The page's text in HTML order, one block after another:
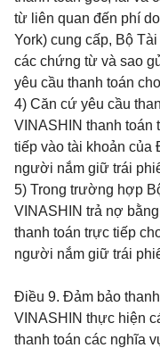
từ liên quan đến phí
York) cung cấp, Bộ
các chứng từ và sao
yêu cầu thanh toán
4) Căn cứ yêu cầu
VINASHIN thanh toán
tiếp vào tài khoản của
người nắm giữ trái
5) Trong trường hợp
VINASHIN trả nợ
thanh toán trực tiếp
người nắm giữ trái
Điều 9. Đảm bảo
VINASHIN thực hiện
thanh toán các nghĩa